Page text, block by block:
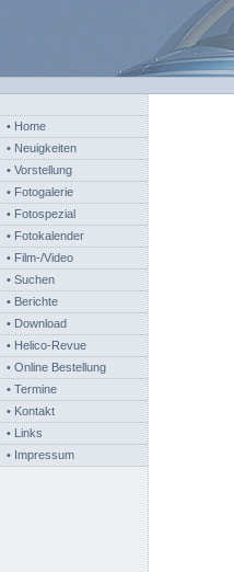
• Home
• Neuigkeiten
• Vorstellung
• Fotogalerie
• Fotospezial
• Fotokalender
• Film-/Video
• Suchen
• Berichte
• Download
• Helico-Revue
• Online Bestellung
• Termine
• Kontakt
• Links
• Impressum